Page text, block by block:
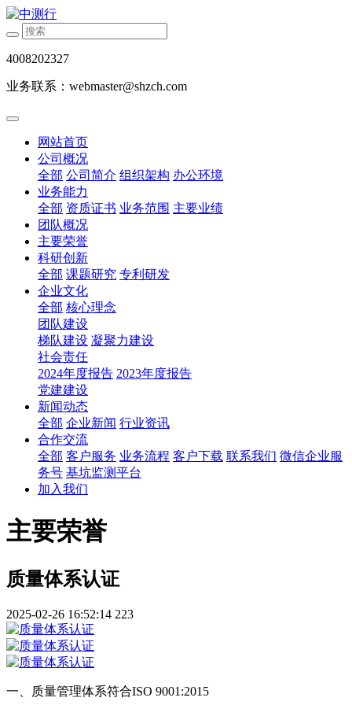
4008202327
业务联系：webmaster@shzch.com
网站首页
公司概况
全部 公司简介 组织架构 办公环境
业务能力
全部 资质证书 业务范围 主要业绩
团队概况
主要荣誉
科研创新
全部 课题研究 专利研发
企业文化
全部 核心理念
团队建设
梯队建设 凝聚力建设
社会责任
2024年度报告 2023年度报告
党建建设
新闻动态
全部 企业新闻 行业资讯
合作交流
全部 客户服务 业务流程 客户下载 联系我们 微信企业服
务号 基坑监测平台
加入我们
主要荣誉
质量体系认证
2025-02-26 16:52:14 223
一、质量管理体系符合ISO 9001:2015